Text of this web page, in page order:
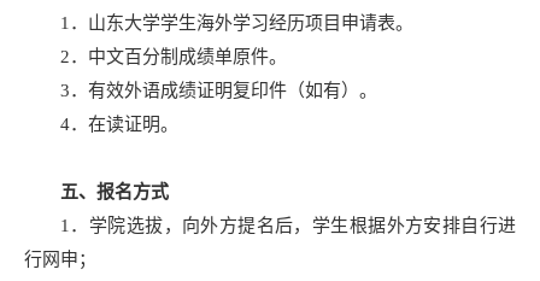
1．山东大学学生海外学习经历项目申请表。
2．中文百分制成绩单原件。
3．有效外语成绩证明复印件（如有）。
4．在读证明。
五、 报名方式
1．学院选拔，向外方提名后，学生根据外方安排自行进
行网申；